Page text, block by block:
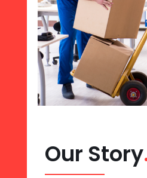
Our Story